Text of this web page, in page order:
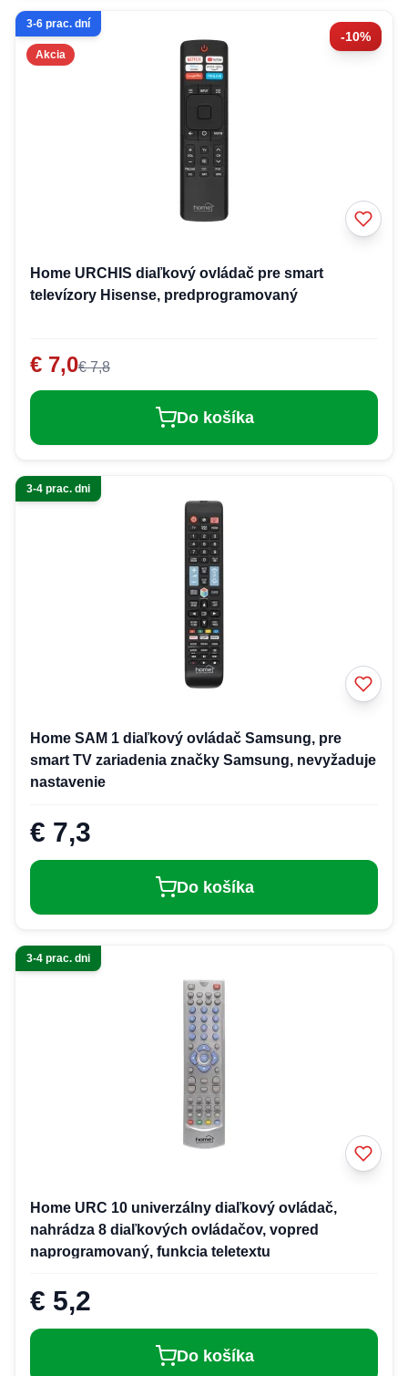
Akcia
-10%
3-6 prac. dní
Home URCHIS diaľkový ovládač pre smart
televízory Hisense, predprogramovaný
€ 7,0€ 7,8
Do košíka
3-4 prac. dni
Home SAM 1 diaľkový ovládač Samsung, pre
smart TV zariadenia značky Samsung, nevyžaduje
nastavenie
€ 7,3
Do košíka
3-4 prac. dni
Home URC 10 univerzálny diaľkový ovládač,
nahrádza 8 diaľkových ovládačov, vopred
naprogramovaný, funkcia teletextu
€ 5,2
Do košíka